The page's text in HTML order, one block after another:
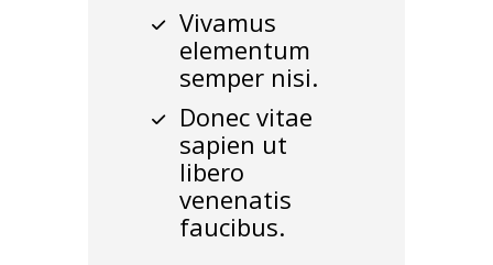
Vivamus
elementum
semper nisi.
Donec vitae
sapien ut
libero
venenatis
faucibus.